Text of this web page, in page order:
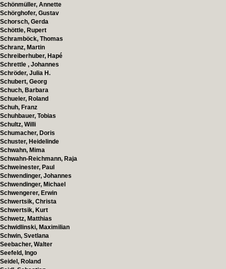
Schönmüller, Annette
Schörghofer, Gustav
Schorsch, Gerda
Schöttle, Rupert
Schramböck, Thomas
Schranz, Martin
Schreiberhuber, Hapé
Schrettle , Johannes
Schröder, Julia H.
Schubert, Georg
Schuch, Barbara
Schueler, Roland
Schuh, Franz
Schuhbauer, Tobias
Schultz, Willi
Schumacher, Doris
Schuster, Heidelinde
Schwahn, Mima
Schwahn-Reichmann, Raja
Schweinester, Paul
Schwendinger, Johannes
Schwendinger, Michael
Schwengerer, Erwin
Schwertsik, Christa
Schwertsik, Kurt
Schwetz, Matthias
Schwidlinski, Maximilian
Schwin, Svetlana
Seebacher, Walter
Seefeld, Ingo
Seidel, Roland